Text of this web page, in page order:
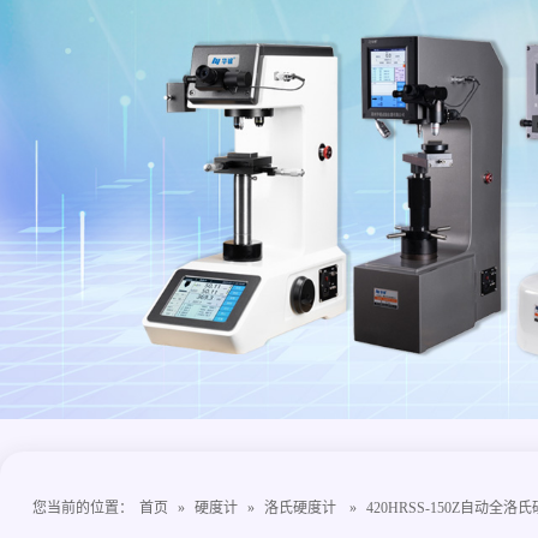
您当前的位置： 首页 » 硬度计 » 洛氏硬度计 » 420HRSS-150Z自动全洛氏